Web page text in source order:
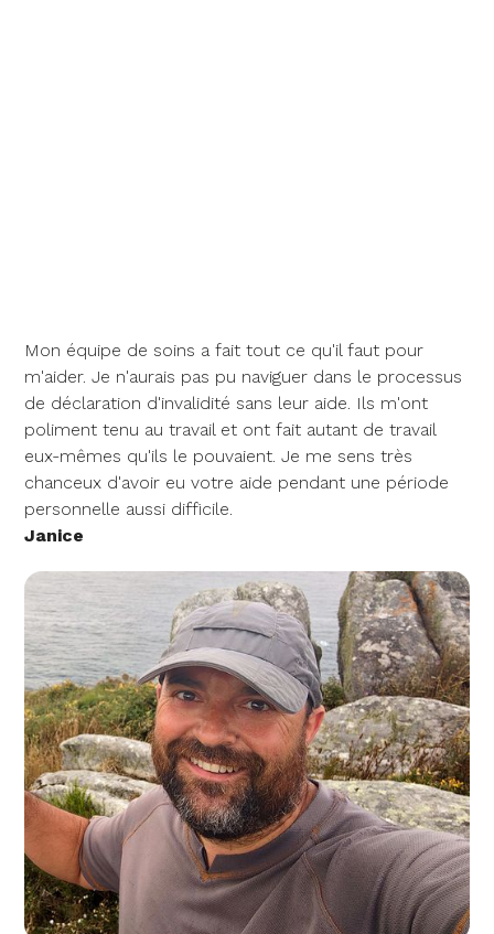
Mon équipe de soins a fait tout ce qu'il faut pour
m'aider. Je n'aurais pas pu naviguer dans le processus
de déclaration d'invalidité sans leur aide. Ils m'ont
poliment tenu au travail et ont fait autant de travail
eux-mêmes qu'ils le pouvaient. Je me sens très
chanceux d'avoir eu votre aide pendant une période
personnelle aussi difficile.
Janice